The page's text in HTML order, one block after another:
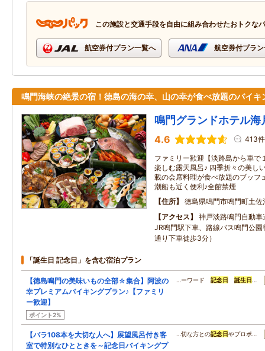
この施設と交通手段を自由に組み合わせたおトクな
航空券付プラン一覧へ 航空券付プラ
鳴門海峡の絶景の宿！徳島の海の幸、山の幸が食べ放題のバイキ
鳴門グランドホテル海
4.6 413件
ファミリー歓迎【淡路島から車で
楽しむ露天風呂♪ 四季折々の美し
載の会席料理が食べ放題のブッフ
潮船も近く便利♪全館禁煙
住所
徳島県鳴門市鳴門町土
アクセス
神戸淡路鳴門自動
JR鳴門駅下車、路線バス鳴門公
通り下車徒歩3分）
「誕生日 記念日」を含む宿泊プラン
【徳島鳴門の美味いもの全部☆集合】阿波の
幸プレミアムバイキングプラン♪【ファミリ
ー歓迎】
ポイント2%
…ーワード 記念日 誕生日 …
【バラ108本を大切な人へ】展望風呂付き客
室で特別なひとときを～記念日バイキングプ
…切な方との記念日やプロポ…